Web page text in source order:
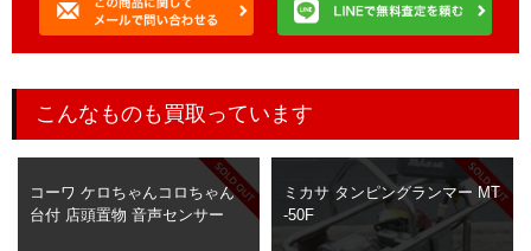
こんなものも買取っています
コーワ ケロちゃんコロちゃん
台付 店頭置物 音声センサー
ミカサ タンピングランマー MT
-50F